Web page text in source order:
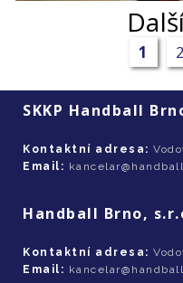
1 2
SKKP Handball
Kontaktní adresa:
Email:
Handball Brno,
Kontaktní adresa:
Email: